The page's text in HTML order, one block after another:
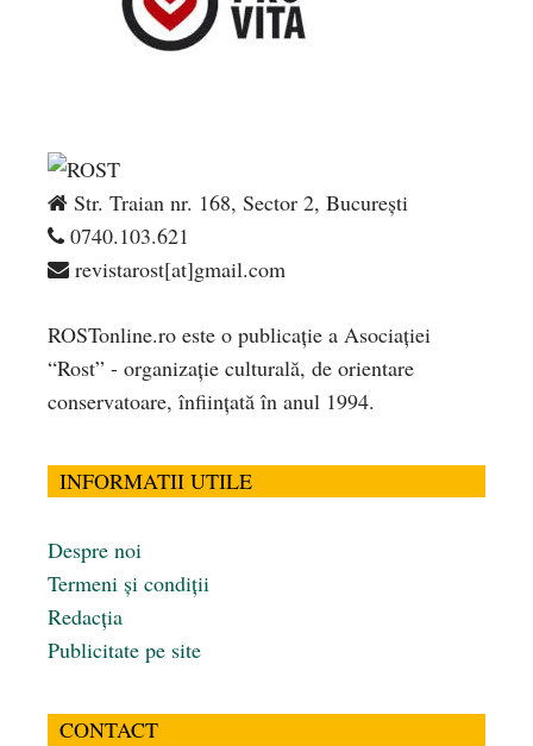
Str. Traian nr. 168, Sector 2, București
0740.103.621
revistarost[at]gmail.com
ROSTonline.ro este o publicaţie a Asociaţiei
“Rost” - organizaţie culturală, de orientare
conservatoare, înfiinţată în anul 1994.
INFORMATII UTILE
Despre noi
Termeni și condiții
Redacția
Publicitate pe site
CONTACT